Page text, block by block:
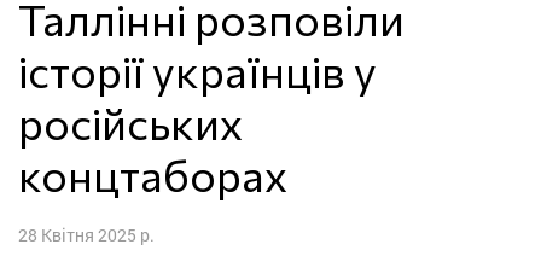
Таллінні розповіли
історії українців у
російських
концтаборах
28 Квітня 2025 р.